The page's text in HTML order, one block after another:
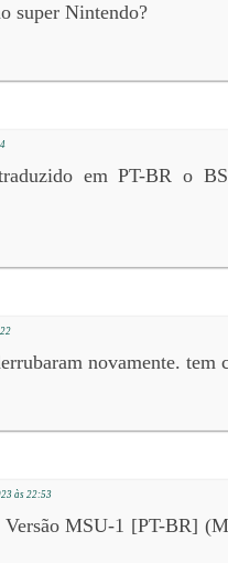
super Nintendo?
em PT-BR o
novamente. tem
às 22:53
Versão MSU-1 [PT-BR]